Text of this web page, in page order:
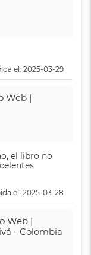
el: 2025-03-29
Web |
el libro no
el: 2025-03-28
Web |
- Colombia